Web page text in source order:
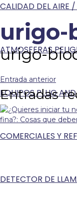
CALIDAD DEL AIRE
ATMOSFERAS
EQUIPOS PLUG
COMERCIALES Y
DETECTOR DE
urigo-
urigo-
Entrada anterior
Entradas